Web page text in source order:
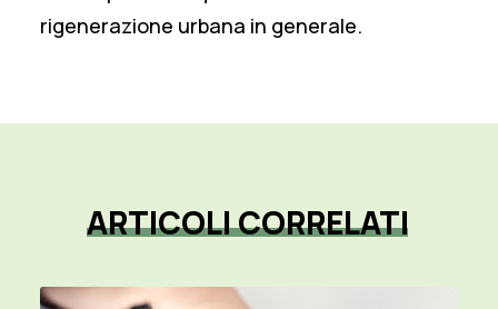
rigenerazione urbana in generale.
ARTICOLICORRELATI